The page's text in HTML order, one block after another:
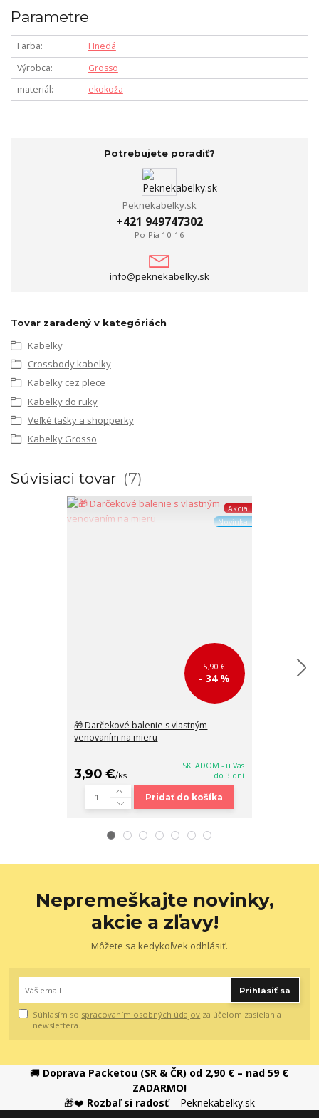
Parametre
Farba
Hnedá
Výrobca
Grosso
materiál
ekokoža
Potrebujete poradiť?
Peknekabelky.sk
+421 949747302
Po-Pia 10-16
info@peknekabelky.sk
Tovar zaradený v kategóriách
Kabelky
Crossbody kabelky
Kabelky cez plece
Kabelky do ruky
Veľké tašky a shopperky
Kabelky Grosso
Súvisiaci tovar 7
Akcia
Novinka
5,90 €
- 34 %
🎁 Darčekové balenie s vlastným
venovaním na mieru
3,90 €/ks
SKLADOM - u Vás
do 3 dní
Pridať do košíka
Nepremeškajte novinky,
akcie a zľavy!
Môžete sa kedykoľvek odhlásiť.
Prihlásiť sa
Súhlasím so spracovaním osobných údajov za účelom zasielania
newslettera.
🚚 Doprava Packetou (SR & ČR) od 2,90 € – nad 59 €
ZADARMO!
🎁❤️ Rozbaľ si radosť– Peknekabelky.sk